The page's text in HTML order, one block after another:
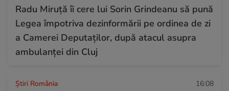
Radu Miruță îi cere lui Sorin Grindeanu să pună
Legea împotriva dezinformării pe ordinea de zi
a Camerei Deputaților, după atacul asupra
ambulanței din Cluj
Știri România 16:08